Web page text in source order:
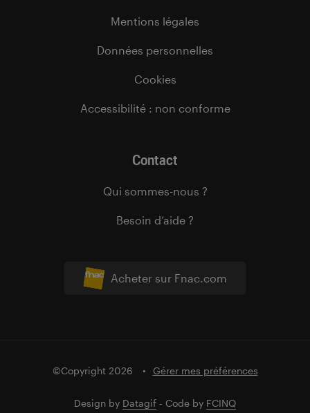
Acheter sur Fnac.com
Mentions légales
Données personnelles
Cookies
Accessibilité : non conforme
Contact
Qui sommes-nous ?
Besoin d’aide ?
©Copyright 2026 Gérer mes préférences
Design by Datagif - Code by FCINQ